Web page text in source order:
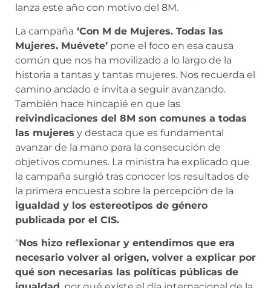
lanza este año con motivo del 8M.
La campaña ‘Con M de Mujeres. Todas las
Mujeres. Muévete’ pone el foco en esa causa
común que nos ha movilizado a lo largo de la
historia a tantas y tantas mujeres. Nos recuerda el
camino andado e invita a seguir avanzando.
También hace hincapié en que las
reivindicaciones del 8M son comunes a todas
las mujeres y destaca que es fundamental
avanzar de la mano para la consecución de
objetivos comunes. La ministra ha explicado que
la campaña surgió tras conocer los resultados de
la primera encuesta sobre la percepción de la
igualdad y los estereotipos de género
publicada por el CIS.
“Nos hizo reflexionar y entendimos que era
necesario volver al origen, volver a explicar por
qué son necesarias las políticas públicas de